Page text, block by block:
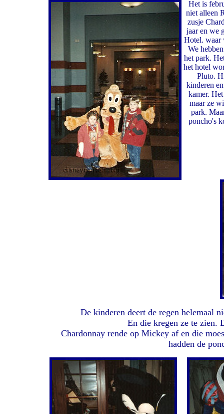
Het is
niet alleen
zusje
jaar en we
Hotel. waar
We
het park.
het hotel
Pluto.
kinderen
kamer.
maar ze
park.
poncho's
De kinderen deert de regen helemaal
En die kregen ze te zien.
Chardonnay rende op Mickey af en die
hadden de